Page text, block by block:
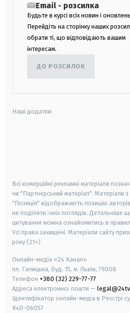
Email - розсилка
Будьте в курсі всіх новин і
Перейдіть на сторінку наших
обрати ті, що відповідають вашим
інтересам.
ДО РОЗСИЛОК
Наші додатки:
Всі комерційні рекламні матеріали
чи "Партнерський матеріал". Матеріали
"Позиція" відображають позицію
не поділяти їхніх поглядів. Детальніше
цитування можна ознайомитись в
Усі права захищені. Матеріали сайту
року (21+)
Онлайн-медіа «24 Канал»
пл. Галицька, буд. 15, м. Львів, 79008
Телефон +380 (32) 229-77-77
Адреса електронної пошти —
Ідентифікатор онлайн-медіа в Реєстрі
R40-06057